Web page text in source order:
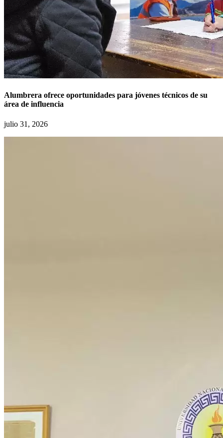
Alumbrera ofrece oportunidades para jóvenes técnicos de su
área de influencia
julio 31, 2026